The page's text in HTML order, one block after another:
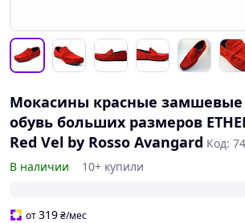
Мокасины красные
обувь больших размеров
Red Vel by Rosso Avangard Код:
В наличии
10+ купили
от319₴/мес